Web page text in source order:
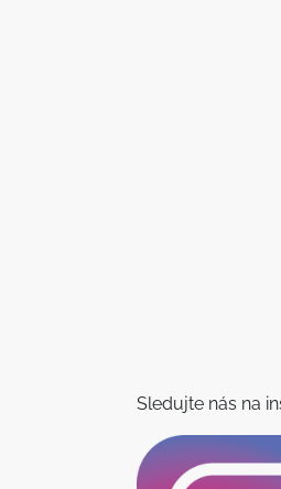
Sledujte nás na